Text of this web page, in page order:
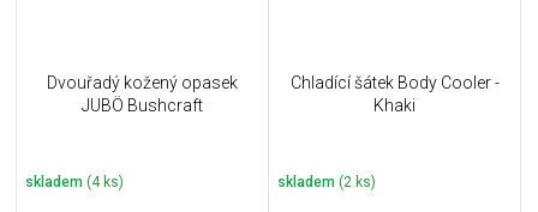
Dvouřadý kožený opasek
JUBÖ Bushcraft
skladem (4 ks)
Chladící šátek Body Cooler -
Khaki
skladem (2 ks)